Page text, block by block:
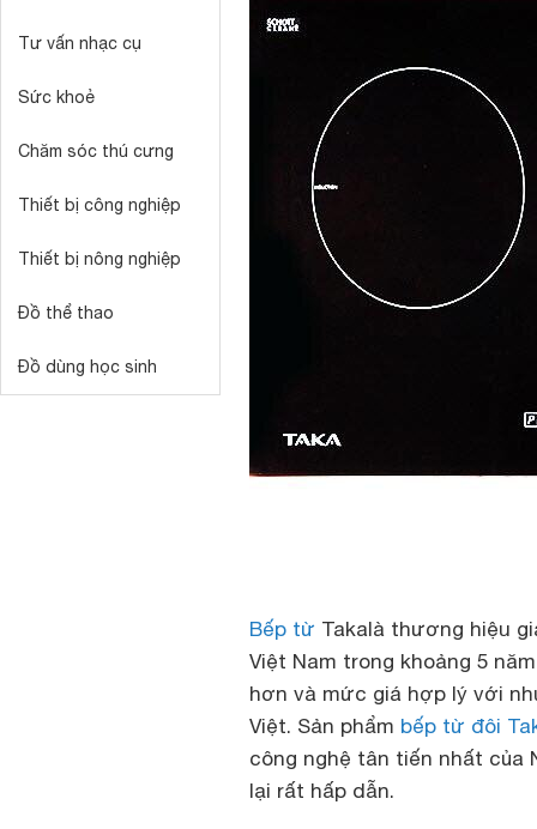
Tư vấn nhạc cụ
Sức khoẻ
Chăm sóc thú cưng
Thiết bị công nghiệp
Thiết bị nông nghiệp
Đồ thể thao
Đồ dùng học sinh
Bếp từ Takalà thương hiệu
Việt Nam trong khoảng 5
hơn và mức giá hợp lý với
Việt. Sản phẩm bếp từ đôi
công nghệ tân tiến nhất của
lại rất hấp dẫn.